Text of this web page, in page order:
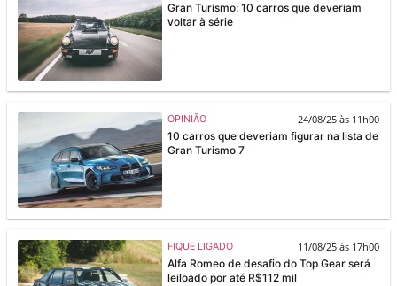
Gran Turismo: 10 carros que deveriam
voltar à série
OPINIÃO
24/08/25 às 11h00
10 carros que deveriam figurar na lista de
Gran Turismo 7
FIQUE LIGADO
11/08/25 às 17h00
Alfa Romeo de desafio do Top Gear será
leiloado por até R$112 mil